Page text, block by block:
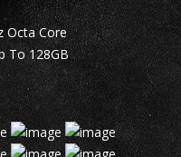
Octa Core
To 128GB